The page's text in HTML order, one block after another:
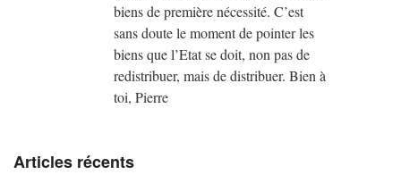
biens de première nécessité. C’est
sans doute le moment de pointer les
biens que l’Etat se doit, non pas de
redistribuer, mais de distribuer. Bien à
toi, Pierre
Articles récents